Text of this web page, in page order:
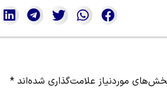
موردنیاز علامت‌گذاری شده‌اند *